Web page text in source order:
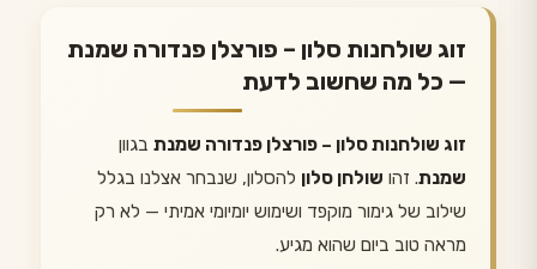
זוג שולחנות סלון – פורצלן פנדורה שמנת
— כל מה שחשוב לדעת
זוג שולחנות סלון – פורצלן פנדורה שמנת בגוון
שמנת. זהו שולחן סלון להסלון, שנבחר אצלנו בגלל
שילוב של גימור מוקפד ושימוש יומיומי אמיתי — לא רק
מראה טוב ביום שהוא מגיע.